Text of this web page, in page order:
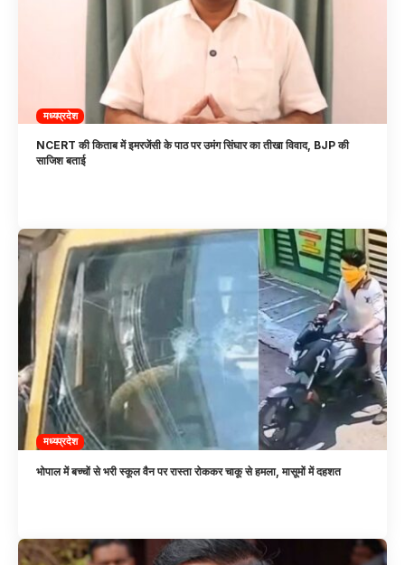
मध्यप्रदेश
NCERT की किताब में इमरजेंसी के पाठ पर उमंग सिंघार का तीखा विवाद, BJP की
साजिश बताई
मध्यप्रदेश
भोपाल में बच्चों से भरी स्कूल वैन पर रास्ता रोककर चाकू से हमला, मासूमों में दहशत